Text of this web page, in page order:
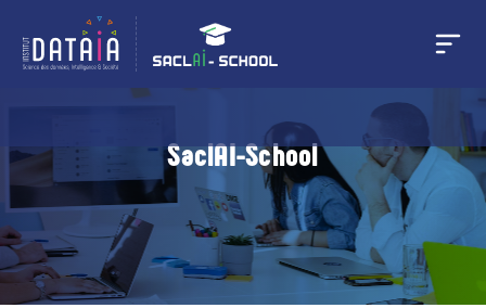
contenu
principal
SaclAI-School
Panneau de gestion des cookies